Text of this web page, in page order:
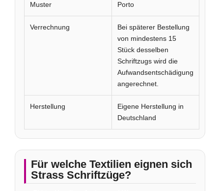
Muster
Porto
Verrechnung
Bei späterer Bestellung
von mindestens 15
Stück desselben
Schriftzugs wird die
Aufwandsentschädigung
angerechnet.
Herstellung
Eigene Herstellung in
Deutschland
Für welche Textilien eignen sich
Strass Schriftzüge?